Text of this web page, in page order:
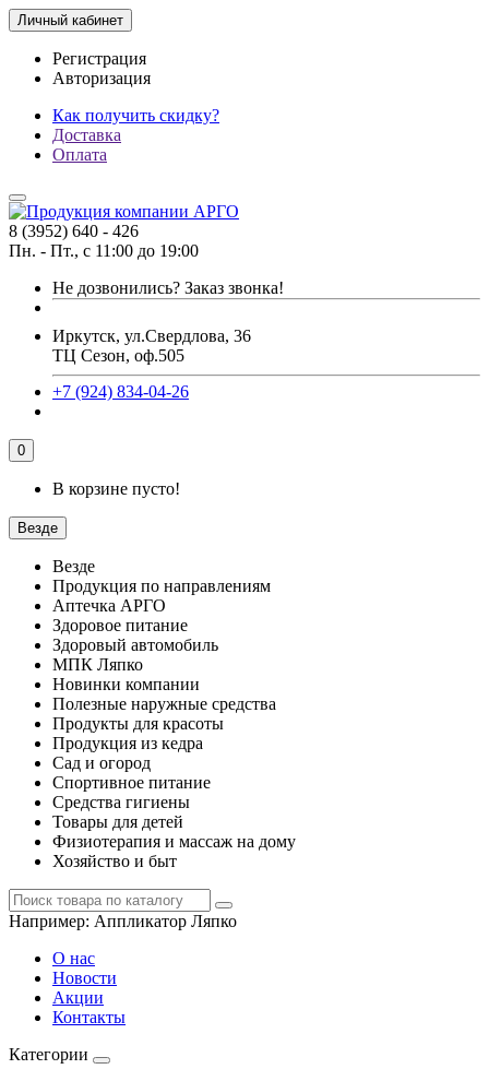
Личный кабинет
Регистрация
Авторизация
Как получить скидку?
Доставка
Оплата
8 (3952) 640 - 426
Пн. - Пт., с 11:00 до 19:00
Не дозвонились? Заказ звонка!
Иркутск, ул.Свердлова, 36
ТЦ Сезон, оф.505
+7 (924) 834-04-26
0
В корзине пусто!
Везде
Везде
Продукция по направлениям
Аптечка АРГО
Здоровое питание
Здоровый автомобиль
МПК Ляпко
Новинки компании
Полезные наружные средства
Продукты для красоты
Продукция из кедра
Сад и огород
Спортивное питание
Средства гигиены
Товары для детей
Физиотерапия и массаж на дому
Хозяйство и быт
Например: Аппликатор Ляпко
О нас
Новости
Акции
Контакты
Категории